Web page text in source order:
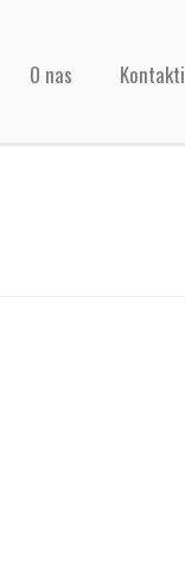
O nas Kontakti